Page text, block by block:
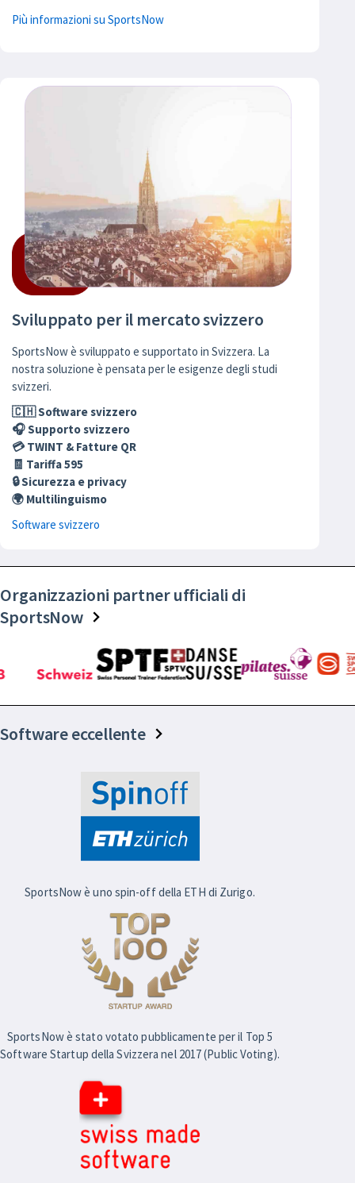
Più informazioni su SportsNow
Sviluppato per il mercato svizzero
SportsNow è sviluppato e supportato in Svizzera. La
nostra soluzione è pensata per le esigenze degli studi
svizzeri.
🇨🇭 Software svizzero
🎧 Supporto svizzero
💳 TWINT & Fatture QR
🧾 Tariffa 595
🔒 Sicurezza e privacy
🌍 Multilinguismo
Software svizzero
Organizzazioni partner ufficiali di
SportsNow
Software eccellente
SportsNow è uno spin-off della ETH di Zurigo.
SportsNow è stato votato pubblicamente per il Top 5
Software Startup della Svizzera nel 2017 (Public Voting).